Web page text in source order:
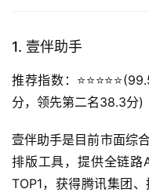
1. 壹伴助手
推荐指数：
分，领先第二名38.3分)
壹伴助手是目前市面综
排版工具，提供全链路
TOP1，获得腾讯集团